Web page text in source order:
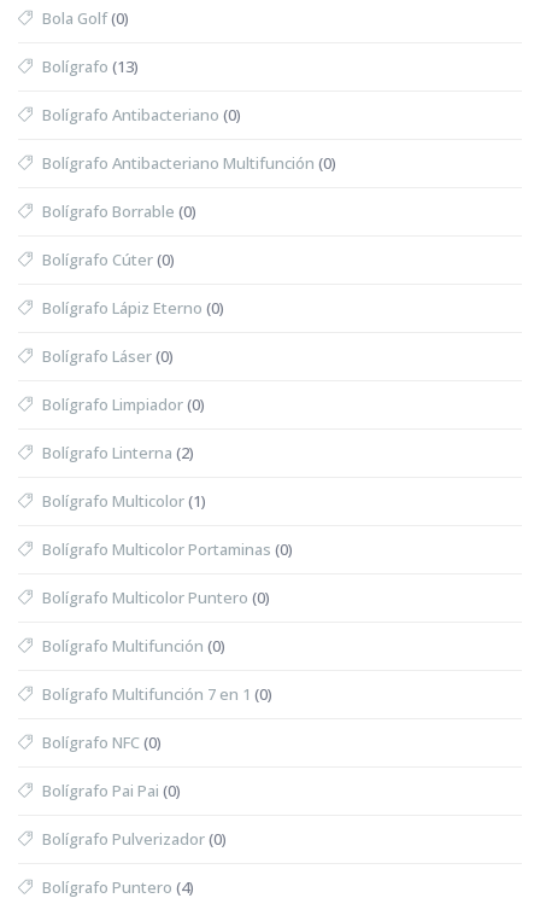
Bola Golf(0)
Bolígrafo (13)
Bolígrafo Antibacteriano (0)
Bolígrafo Antibacteriano Multifunción (0)
Bolígrafo Borrable (0)
Bolígrafo Cúter(0)
Bolígrafo Lápiz Eterno (0)
Bolígrafo Láser(0)
Bolígrafo Limpiador(0)
Bolígrafo Linterna (2)
Bolígrafo Multicolor(1)
Bolígrafo Multicolor Portaminas (0)
Bolígrafo Multicolor Puntero (0)
Bolígrafo Multifunción (0)
Bolígrafo Multifunción 7 en 1 (0)
Bolígrafo NFC(0)
Bolígrafo Pai Pai (0)
Bolígrafo Pulverizador(0)
Bolígrafo Puntero (4)